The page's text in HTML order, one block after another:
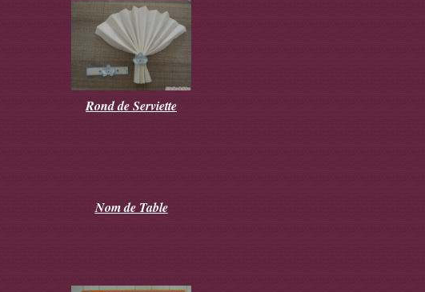
Rond de Serviette
Nom de Table